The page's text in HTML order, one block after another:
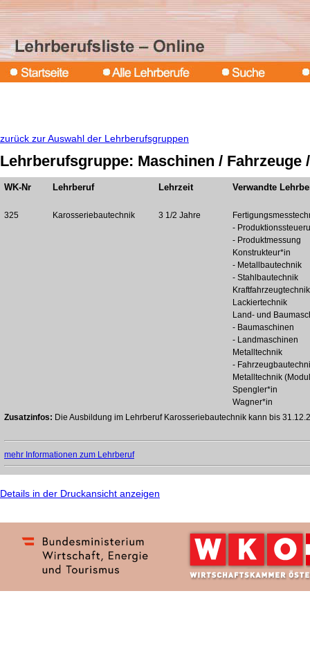
zurück zur Auswahl der Lehrberufsgruppen
Lehrberufsgruppe: Maschinen / Fahrzeuge
WK-Nr Lehrberuf Lehrzeit Verwandte
325 Karosseriebautechnik 3 1/2 Jahre
-
- Produktmessung
Konstrukteur*in
- Metallbautechnik
- Stahlbautechnik
Lackiertechnik
Land- und
- Baumaschinen
- Landmaschinen
Metalltechnik
-
Metalltechnik
Spengler*in
Wagner*in
Zusatzinfos: Die Ausbildung im Lehrberuf Karosseriebautechnik kann bis
mehr Informationen zum Lehrberuf
Details in der Druckansicht anzeigen